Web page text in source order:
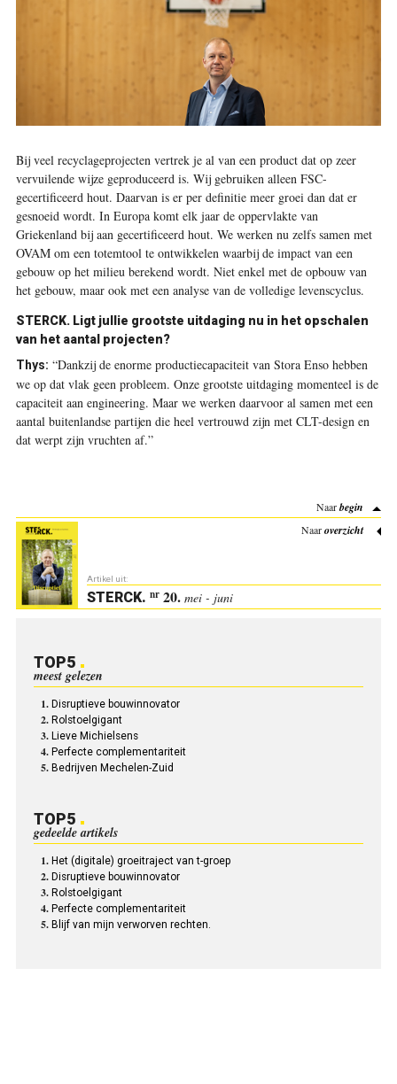
Bij veel recyclageprojecten vertrek je al van een product dat op zeer
vervuilende wijze geproduceerd is. Wij gebruiken alleen FSC-
gecertificeerd hout. Daarvan is er per definitie meer groei dan dat er
gesnoeid wordt. In Europa komt elk jaar de oppervlakte van
Griekenland bij aan gecertificeerd hout. We werken nu zelfs samen met
OVAM om een totemtool te ontwikkelen waarbij de impact van een
gebouw op het milieu berekend wordt. Niet enkel met de opbouw van
het gebouw, maar ook met een analyse van de volledige levenscyclus.
STERCK. Ligt jullie grootste uitdaging nu in het opschalen
van het aantal projecten?
Thys: “Dankzij de enorme productiecapaciteit van Stora Enso hebben
we op dat vlak geen probleem. Onze grootste uitdaging momenteel is de
capaciteit aan engineering. Maar we werken daarvoor al samen met een
aantal buitenlandse partijen die heel vertrouwd zijn met CLT-design en
dat werpt zijn vruchten af.”
Naarbegin
Naaroverzicht
Artikel uit:
STERCK. nr20. mei - juni
TOP5
meest gelezen
Disruptieve bouwinnovator
Rolstoelgigant
Lieve Michielsens
Perfecte complementariteit
Bedrijven Mechelen-Zuid
TOP5
gedeelde artikels
Het (digitale) groeitraject van t-groep
Disruptieve bouwinnovator
Rolstoelgigant
Perfecte complementariteit
Blijf van mijn verworven rechten.